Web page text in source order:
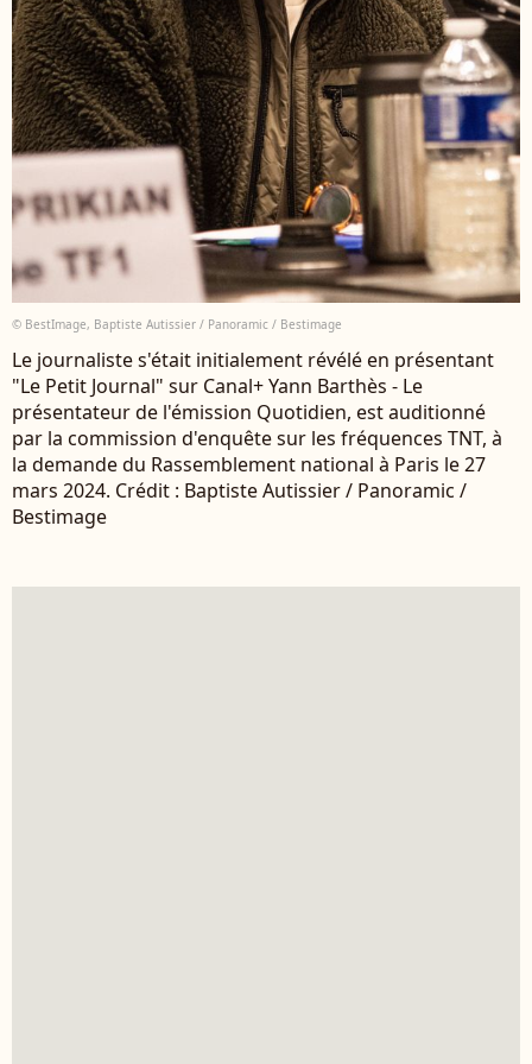
© BestImage, Baptiste Autissier / Panoramic / Bestimage
Le journaliste s'était initialement révélé en présentant
"Le Petit Journal" sur Canal+ Yann Barthès - Le
présentateur de l'émission Quotidien, est auditionné
par la commission d'enquête sur les fréquences TNT, à
la demande du Rassemblement national à Paris le 27
mars 2024. Crédit : Baptiste Autissier / Panoramic /
Bestimage